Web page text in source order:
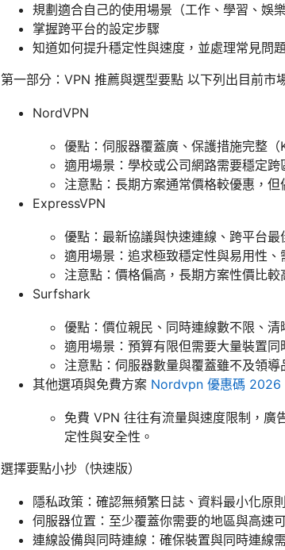
規劃適合自己的使用場景（工作、學習、娛樂
掌握跨平台的設定步驟
知道如何提升穩定性與速度，並處理常見問
第一部分：VPN 推薦與選型要點 以下列出目前市
NordVPN
優點：伺服器覆蓋廣、保護措施完整
適用場景：學校或公司網路需要穩定
注意點：長期方案通常價格較優惠，但
ExpressVPN
優點：最新協議與快速連線、跨平台最
適用場景：追求極致穩定性與易用性
注意點：價格偏高，長期方案性價比較
Surfshark
優點：價位親民、同時連線數不限、清
適用場景：預算有限但需要大量裝置同
注意點：伺服器數量與覆蓋雖不及領導
其他選項與免費方案 Nordvpn 優惠碼 2026
免費 VPN 往往有流量與速度限制，廣
定性與安全性。
選擇要點小抄（快速版）
隱私政策：確認無頻繁日誌、資料最小化原
伺服器位置：至少覆蓋你需要的地區與高速
連線設備與同時連線：確保裝置與同時連線